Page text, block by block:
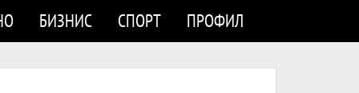
БИЗНИС СПОРТ ПРОФИЛ